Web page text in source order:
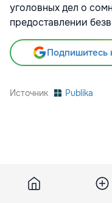
уголовных дел о
предоставлении
Подпишитесь
Источник Publika